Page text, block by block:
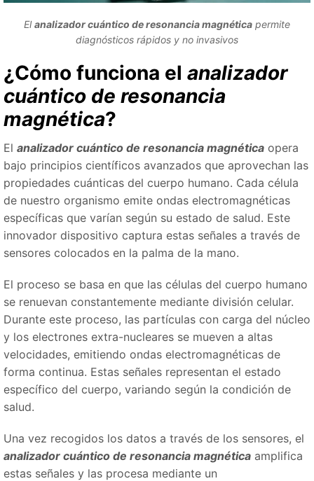
Elanalizador cuántico de resonancia magnética permite
diagnósticos rápidos y no invasivos
¿Cómo funciona el analizador
cuántico de resonancia
magnética?
El analizador cuántico de resonancia magnética opera
bajo principios científicos avanzados que aprovechan las
propiedades cuánticas del cuerpo humano. Cada célula
de nuestro organismo emite ondas electromagnéticas
específicas que varían según su estado de salud. Este
innovador dispositivo captura estas señales a través de
sensores colocados en la palma de la mano.
El proceso se basa en que las células del cuerpo humano
se renuevan constantemente mediante división celular.
Durante este proceso, las partículas con carga del núcleo
y los electrones extra-nucleares se mueven a altas
velocidades, emitiendo ondas electromagnéticas de
forma continua. Estas señales representan el estado
específico del cuerpo, variando según la condición de
salud.
Una vez recogidos los datos a través de los sensores, el
analizador cuántico de resonancia magnética amplifica
estas señales y las procesa mediante un